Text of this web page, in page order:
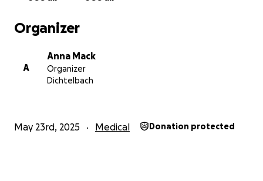
Organizer
A
Anna Mack
Organizer
Dichtelbach
May 23rd, 2025 Medical Donation protected